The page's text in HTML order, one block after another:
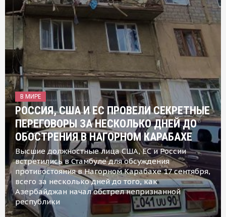
В МИРЕ
РОССИЯ, США И ЕС ПРОВЕЛИ СЕКРЕТНЫЕ
ПЕРЕГОВОРЫ ЗА НЕСКОЛЬКО ДНЕЙ ДО
ОБОСТРЕНИЯ В НАГОРНОМ КАРАБАХЕ
Высшие должностные лица США, ЕС и России
встретились в Стамбуле для обсуждения
противостояния в Нагорном Карабахе 17 сентября,
всего за несколько дней до того, как
Азербайджан начал обстрел непризнанной
республики